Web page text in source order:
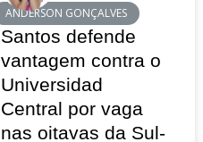
ANDERSON GONÇALVES
Santos defende
vantagem contra o
Universidad
Central por vaga
nas oitavas da Sul-